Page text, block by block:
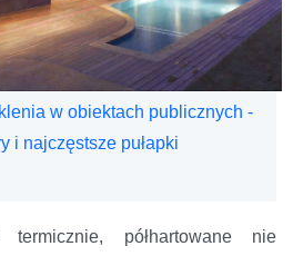
w obiektach publicznych -
i najczęstsze pułapki
termicznie, półhartowane nie